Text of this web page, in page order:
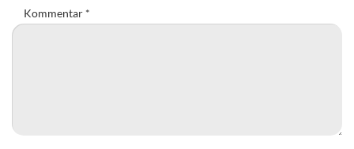
Kommentar *